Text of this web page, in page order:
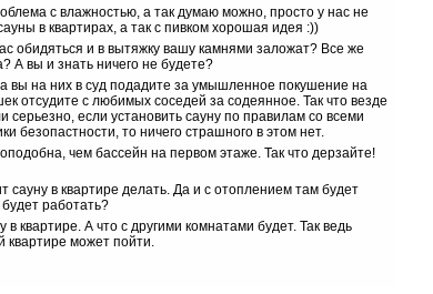
с влажностью, а так думаю можно, просто у нас не
в квартирах, а так с пивком хорошая идея :))
обидяться и в вытяжку вашу камнями заложат? Все же
А вы и знать ничего не будете?
вы на них в суд подадите за умышленное покушение на
отсудите с любимых соседей за содеянное. Так что везде
серьезно, если установить сауну по правилам со всеми
безопастности, то ничего страшного в этом нет.
чем бассейн на первом этаже. Так что дерзайте!
сауну в квартире делать. Да и с отоплением там будет
работать?
в квартире. А что с другими комнатами будет. Так ведь
квартире может пойти.